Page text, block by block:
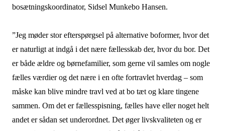
bosætningskoordinator, Sidsel Munkebo Hansen.
”Jeg møder stor efterspørgsel på alternative boformer, hvor det
er naturligt at indgå i det nære fællesskab der, hvor du bor. Det
er både ældre og børnefamilier, som gerne vil samles om nogle
fælles værdier og det nære i en ofte fortravlet hverdag – som
måske kan blive mindre travl ved at bo tæt og klare tingene
sammen. Om det er fællesspisning, fælles have eller noget helt
andet er sådan set underordnet. Det øger livskvaliteten og er